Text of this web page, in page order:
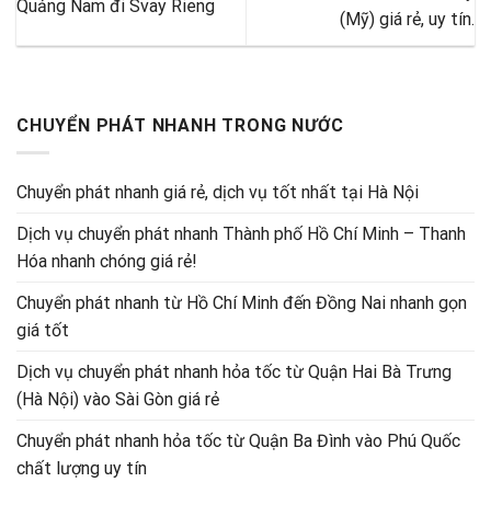
Quảng Nam đi Svay Rieng
(Mỹ) giá rẻ, uy tín.
CHUYỂN PHÁT NHANH TRONG NƯỚC
Chuyển phát nhanh giá rẻ, dịch vụ tốt nhất tại Hà Nội
Dịch vụ chuyển phát nhanh Thành phố Hồ Chí Minh – Thanh
Hóa nhanh chóng giá rẻ!
Chuyển phát nhanh từ Hồ Chí Minh đến Đồng Nai nhanh gọn
giá tốt
Dịch vụ chuyển phát nhanh hỏa tốc từ Quận Hai Bà Trưng
(Hà Nội) vào Sài Gòn giá rẻ
Chuyển phát nhanh hỏa tốc từ Quận Ba Đình vào Phú Quốc
chất lượng uy tín